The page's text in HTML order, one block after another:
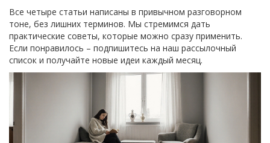
Все четыре статьи написаны в привычном разговорном
тоне, без лишних терминов. Мы стремимся дать
практические советы, которые можно сразу применить.
Если понравилось – подпишитесь на наш рассылочный
список и получайте новые идеи каждый месяц.